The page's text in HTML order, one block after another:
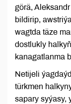
görä,
bildirip,
wagtda täze
dostlukly
kanagatlanma
Netijeli
türkmen
sapary syýasy,